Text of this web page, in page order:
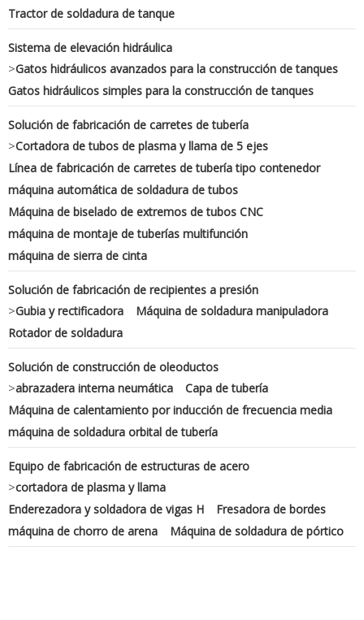
Tractor de soldadura de tanque
Sistema de elevación hidráulica
>Gatos hidráulicos avanzados para la construcción de tanques
Gatos hidráulicos simples para la construcción de tanques
Solución de fabricación de carretes de tubería
>Cortadora de tubos de plasma y llama de 5 ejes
Línea de fabricación de carretes de tubería tipo contenedor
máquina automática de soldadura de tubos
Máquina de biselado de extremos de tubos CNC
máquina de montaje de tuberías multifunción
máquina de sierra de cinta
Solución de fabricación de recipientes a presión
>Gubia y rectificadora
Máquina de soldadura manipuladora
Rotador de soldadura
Solución de construcción de oleoductos
>abrazadera interna neumática
Capa de tubería
Máquina de calentamiento por inducción de frecuencia media
máquina de soldadura orbital de tubería
Equipo de fabricación de estructuras de acero
>cortadora de plasma y llama
Enderezadora y soldadora de vigas H
Fresadora de bordes
máquina de chorro de arena
Máquina de soldadura de pórtico